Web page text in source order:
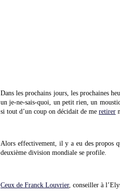
Dans les prochains jours, les prochaines
un je-ne-sais-quoi, un petit rien, un
si tout d’un coup on décidait de me retirer
Alors effectivement, il y a eu des propos
deuxième division mondiale se profile.
Ceux de Franck Louvrier, conseiller à